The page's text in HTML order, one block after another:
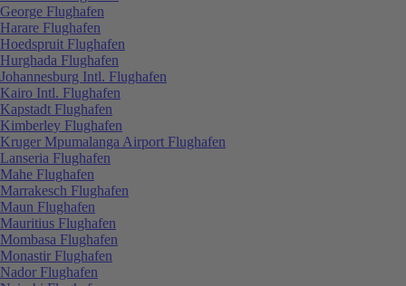
George Flughafen
Harare Flughafen
Hoedspruit Flughafen
Hurghada Flughafen
Johannesburg Intl. Flughafen
Kairo Intl. Flughafen
Kapstadt Flughafen
Kimberley Flughafen
Kruger Mpumalanga Airport Flughafen
Lanseria Flughafen
Mahe Flughafen
Marrakesch Flughafen
Maun Flughafen
Mauritius Flughafen
Mombasa Flughafen
Monastir Flughafen
Nador Flughafen